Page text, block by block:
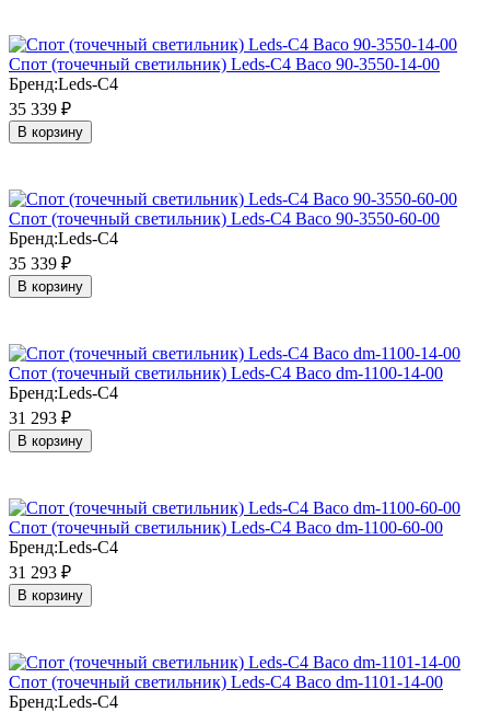
Cпот (точечный светильник) Leds-C4 Baco 90-3550-14-00
Бренд:Leds-C4
35 339 ₽
В корзину
Cпот (точечный светильник) Leds-C4 Baco 90-3550-60-00
Бренд:Leds-C4
35 339 ₽
В корзину
Cпот (точечный светильник) Leds-C4 Baco dm-1100-14-00
Бренд:Leds-C4
31 293 ₽
В корзину
Cпот (точечный светильник) Leds-C4 Baco dm-1100-60-00
Бренд:Leds-C4
31 293 ₽
В корзину
Cпот (точечный светильник) Leds-C4 Baco dm-1101-14-00
Бренд:Leds-C4